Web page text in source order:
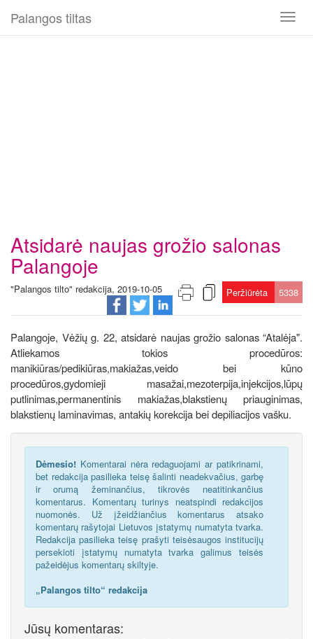
Toggle
Palangos tiltas
Atsidarė naujas grožio salonas
Palangoje
"Palangos tilto" redakcija, 2019-10-05 Peržiūrėta 5338
Palangoje, Vėžių g. 22, atsidarė naujas grožio salonas “Atalėja".
Atliekamos tokios procedūros:
manikiūras/pedikiūras,makiažas,veido bei kūno
procedūros,gydomieji masažai,mezoterpija,injekcijos,lūpų
putlinimas,permanentinis makiažas,blakstienų priauginimas,
blakstienų laminavimas, antakių korekcija bei depiliacijos vašku.
Dėmesio! Komentarai nėra redaguojami ar patikrinami,
bet redakcija pasilieka teisę šalinti neadekvačius, garbę
ir orumą žeminančius, tikrovės neatitinkančius
komentarus. Komentarų turinys neatspindi redakcijos
nuomonės. Už įžeidžiančius komentarus atsako
komentarų rašytojai Lietuvos įstatymų numatyta tvarka.
Redakcija pasilieka teisę prašyti teisėsaugos institucijų
persekioti įstatymų numatyta tvarka galimus teisės
pažeidėjus komentarų skiltyje.
„Palangos tilto“ redakcija
Jūsų komentaras: